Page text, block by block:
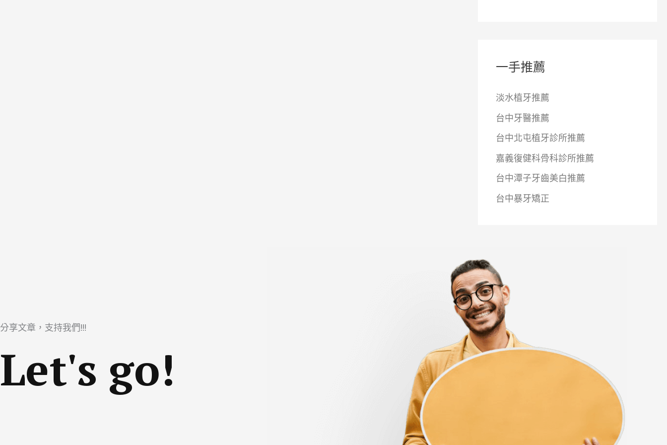
一手推薦
淡水植牙推薦
台中牙醫推薦
台中北屯植牙診所推薦
嘉義復健科骨科診所推薦
台中潭子牙齒美白推薦
台中暴牙矯正
分享文章，支持我們!!!
Let's go!